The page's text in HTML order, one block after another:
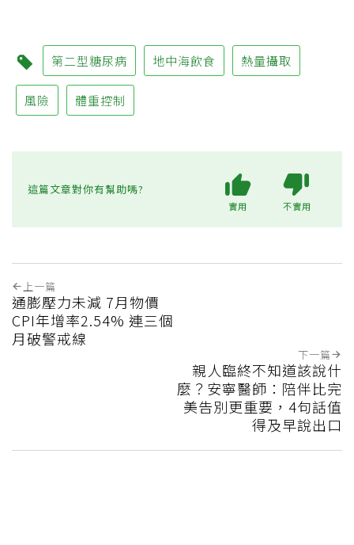
第二型糖尿病 地中海飲食 熱量攝取
風險 體重控制
這篇文章對你有幫助嗎?
實用 不實用
上一篇
通膨壓力未減 7月物價
CPI年增率2.54% 連三個
月破警戒線
下一篇
親人臨終不知道該說什
麼？安寧醫師：陪伴比完
美告別更重要，4句話值
得及早說出口